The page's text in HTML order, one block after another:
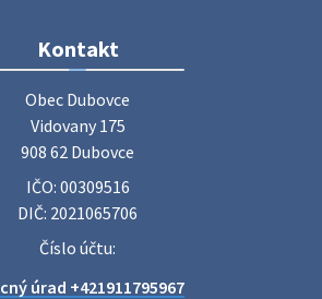
Medera
Únie žien Slovenska Dubovce
členky, ich rodinných príslušníkov aj
zájazd na termálne kúpalisko
pomoci
odborné poradenstvo. Tím
Kontakt
Obec Dubovce
Vidovany 175
908 62 Dubovce
IČO: 00309516
DIČ: 2021065706
Číslo účtu:
úrad +421911795967